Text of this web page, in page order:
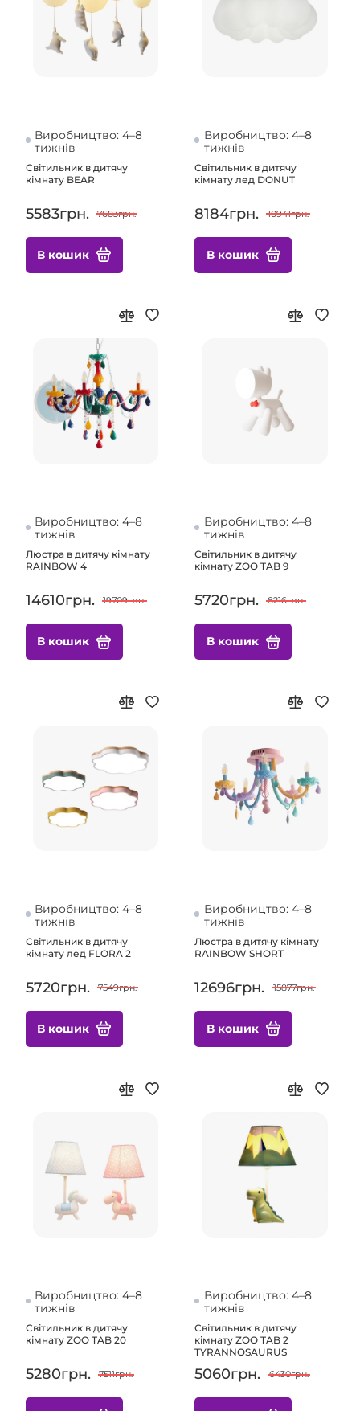
Виробництво: 4–8
тижнів
Світильник в дитячу
кімнату BEAR
5583грн. 7683грн.
В кошик
Виробництво: 4–8
тижнів
Світильник в дитячу
кімнату лед DONUT
8184грн. 10941грн.
В кошик
Виробництво: 4–8
тижнів
Люстра в дитячу кімнату
RAINBOW 4
14610грн. 19709грн.
В кошик
Виробництво: 4–8
тижнів
Світильник в дитячу
кімнату ZOO TAB 9
5720грн. 8216грн.
В кошик
Виробництво: 4–8
тижнів
Світильник в дитячу
кімнату лед FLORA 2
5720грн. 7549грн.
В кошик
Виробництво: 4–8
тижнів
Люстра в дитячу кімнату
RAINBOW SHORT
12696грн. 15877грн.
В кошик
Виробництво: 4–8
тижнів
Світильник в дитячу
кімнату ZOO TAB 20
5280грн. 7511грн.
Виробництво: 4–8
тижнів
Світильник в дитячу
кімнату ZOO TAB 2
TYRANNOSAURUS
5060грн. 6430грн.